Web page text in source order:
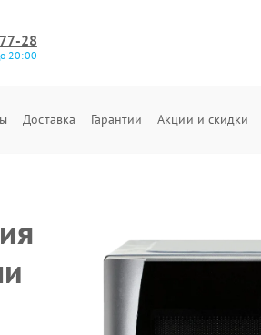
28
20:00
Доставка Гарантии Акции и скидки